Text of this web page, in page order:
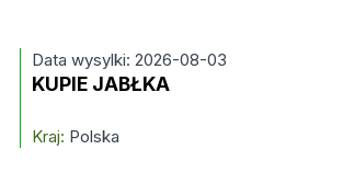
Data wysylki: 2026-08-03
KUPIE JABŁKA
Kraj: Polska